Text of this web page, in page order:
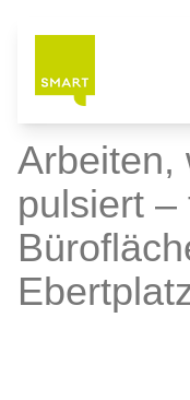
Inhalt
Arbeiten,
pulsiert –